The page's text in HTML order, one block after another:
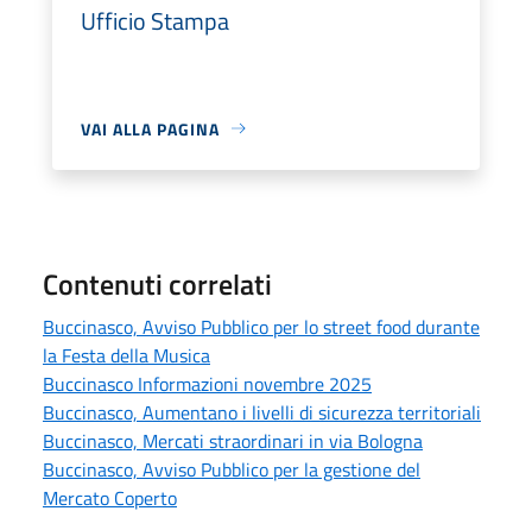
Ufficio Stampa
VAI ALLA PAGINA
Contenuti correlati
Buccinasco, Avviso Pubblico per lo street food durante
la Festa della Musica
Buccinasco Informazioni novembre 2025
Buccinasco, Aumentano i livelli di sicurezza territoriali
Buccinasco, Mercati straordinari in via Bologna
Buccinasco, Avviso Pubblico per la gestione del
Mercato Coperto